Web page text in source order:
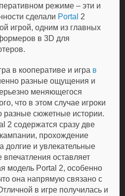
режиме – эти и
сделали Portal 2
игрой, одним из главных
в 3D для
в кооперативе и игра в
разные ощущения и
меняющегося
что в этом случае игроки
разные сюжетные истории.
2 содержатся сразу две
прохождение
долгие и увлекательные
оставляет
модель Portal 2, особенно
она напрямую связано с
в игре получилась и